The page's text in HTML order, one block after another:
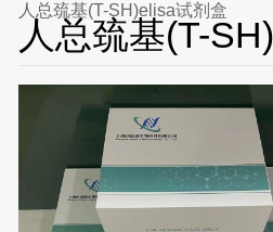
人总巯基(T-SH)elisa试剂盒
人总巯基(T-